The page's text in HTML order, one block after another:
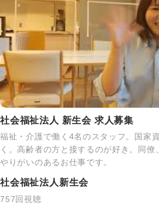
社会福祉法人 新生会 求人募集
福祉・介護で働く4名のスタッフ。国家
く。高齢者の方と接するのが好き。同僚
やりがいのあるお仕事です。
社会福祉法人新生会
757回視聴